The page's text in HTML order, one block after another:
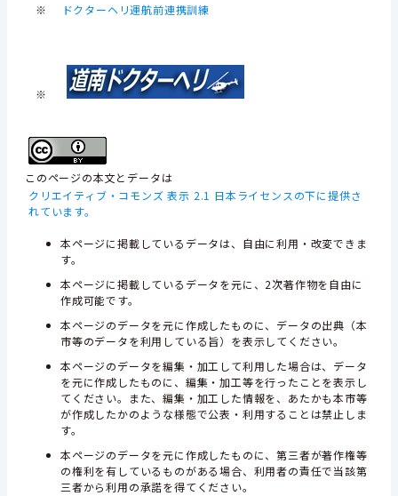
※ ドクターヘリ運航前連携訓練
※
このページの本文とデータは
クリエイティブ・コモンズ 表示 2.1 日本ライセンスの下に提供さ
れています。
本ページに掲載しているデータは、自由に利用・改変できま
す。
本ページに掲載しているデータを元に、2次著作物を自由に
作成可能です。
本ページのデータを元に作成したものに、データの出典（本
市等のデータを利用している旨）を表示してください。
本ページのデータを編集・加工して利用した場合は、データ
を元に作成したものに、編集・加工等を行ったことを表示し
てください。また、編集・加工した情報を、あたかも本市等
が作成したかのような様態で公表・利用することは禁止しま
す。
本ページのデータを元に作成したものに、第三者が著作権等
の権利を有しているものがある場合、利用者の責任で当該第
三者から利用の承諾を得てください。